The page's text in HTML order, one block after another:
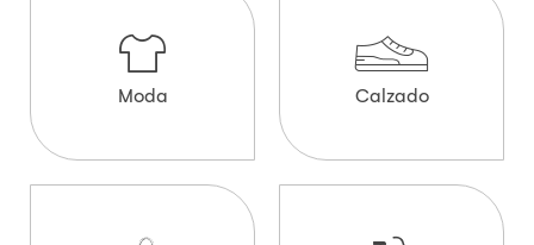
Moda Calzado